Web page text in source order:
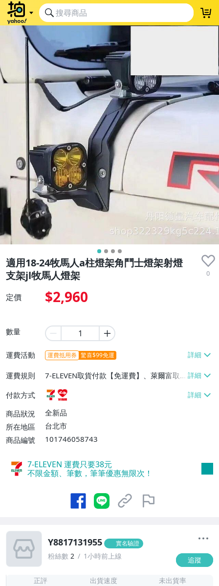
適用18-24牧馬人a柱燈架角鬥士燈架射燈
支架jl牧馬人燈架
0
定價 $2,960
數量
運費活動 運費抵用券 驚喜$99免運
運費規則
7-ELEVEN取貨付款【免運費】、萊爾富取
貨付款【免運費】
付款方式
商品狀況
全新品
所在地區
台北市
商品編號
101746058743
7-ELEVEN 運費只要38元
不限金額、筆數，筆筆優惠無限次！
Y8817131955 實名驗證
粉絲數 2 1小時前上線 追蹤
正評 出貨速度 未出貨率